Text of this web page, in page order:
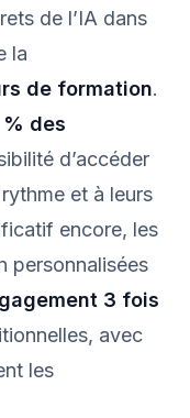
de l’IA dans
la
de formation.
des
d’accéder
et à leurs
encore, les
personnalisées
3 fois
avec
les